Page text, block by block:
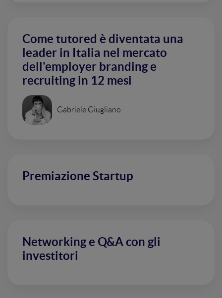
Come tutored è diventata una
leader in Italia nel mercato
dell'employer branding e
recruiting in 12 mesi
Gabriele Giugliano
Premiazione Startup
Networking e Q&A con gli
investitori